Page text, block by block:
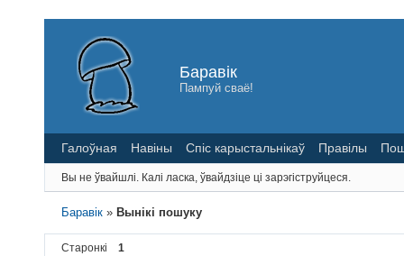
Баравік
Пампуй сваё!
Галоўная Навіны Спіс карыстальнікаў Правілы
Вы не ўвайшлі. Калі ласка, ўвайдзіце ці зарэгіструйцеся.
Баравік » Вынікі пошуку
Старонкі 1